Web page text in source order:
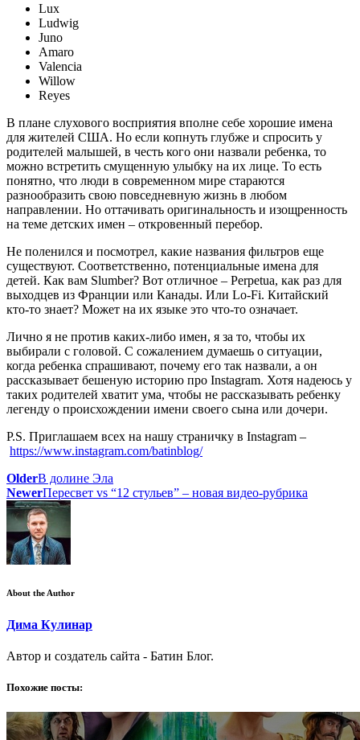
Lux
Ludwig
Juno
Amaro
Valencia
Willow
Reyes
В плане слухового восприятия вполне себе хорошие имена
для жителей США. Но если копнуть глубже и спросить у
родителей малышей, в честь кого они назвали ребенка, то
можно встретить смущенную улыбку на их лице. То есть
понятно, что люди в современном мире стараются
разнообразить свою повседневную жизнь в любом
направлении. Но оттачивать оригинальность и изощренность
на теме детских имен – откровенный перебор.
Не поленился и посмотрел, какие названия фильтров еще
существуют. Соответственно, потенциальные имена для
детей. Как вам Slumber? Вот отличное – Perpetua, как раз для
выходцев из Франции или Канады. Или Lo-Fi. Китайский
кто-то знает? Может на их языке это что-то означает.
Лично я не против каких-либо имен, я за то, чтобы их
выбирали с головой. С сожалением думаешь о ситуации,
когда ребенка спрашивают, почему его так назвали, а он
рассказывает бешеную историю про Instagram. Хотя надеюсь у
таких родителей хватит ума, чтобы не рассказывать ребенку
легенду о происхождении имени своего сына или дочери.
P.S. Приглашаем всех на нашу страничку в Instagram –
https://www.instagram.com/batinblog/
OlderВ долине Эла
NewerПересвет vs “12 стульев” – новая видео-рубрика
About the Author
Дима Кулинар
Автор и создатель сайта - Батин Блог.
Похожие посты: